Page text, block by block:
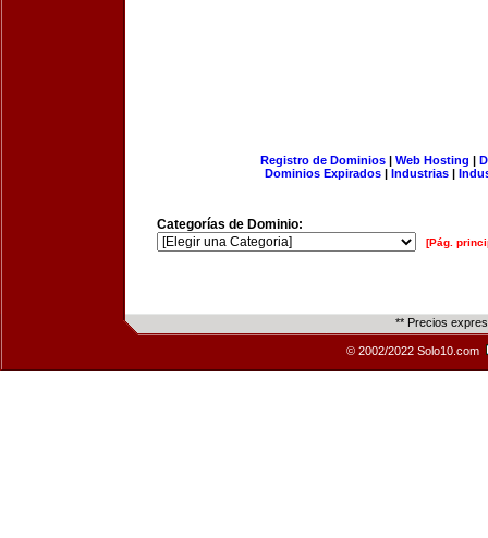
Registro de Dominios| Web Hosting |
Dominios Expirados | Industrias |
Categorías de Dominio:
[Pág.
** Precios
© 2002/2022 Solo10.com